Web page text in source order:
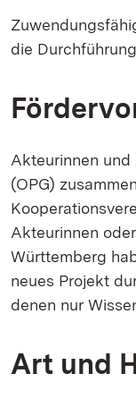
die
Akteurinnen
(OPG)
Akteurinnen
Württemberg
neues Projekt
denen nur
Art und